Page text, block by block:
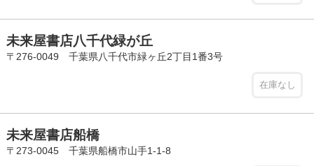
未来屋書店八千代緑が丘
〒276-0049 千葉県八千代市緑ヶ丘2丁目1番3号
在庫なし
未来屋書店船橋
〒273-0045 千葉県船橋市山手1-1-8